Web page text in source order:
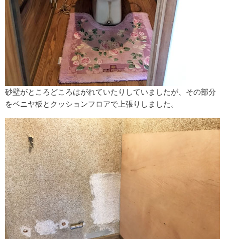
砂壁がところどころはがれていたりしていましたが、その部分
をベニヤ板とクッションフロアで上張りしました。